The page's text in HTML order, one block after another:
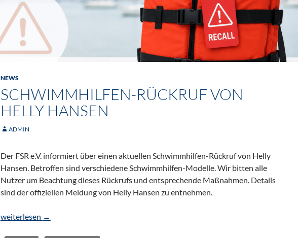
NEWS
SCHWIMMHILFEN-RÜCKRUF VON
HELLY HANSEN
ADMIN
Der FSR e.V. informiert über einen aktuellen Schwimmhilfen-Rückruf von Helly
Hansen. Betroffen sind verschiedene Schwimmhilfen-Modelle. Wir bitten alle
Nutzer um Beachtung dieses Rückrufs und entsprechende Maßnahmen. Details
sind der offiziellen Meldung von Helly Hansen zu entnehmen.
Schwimmhilfen-Rückruf von Helly Hansen
weiterlesen →